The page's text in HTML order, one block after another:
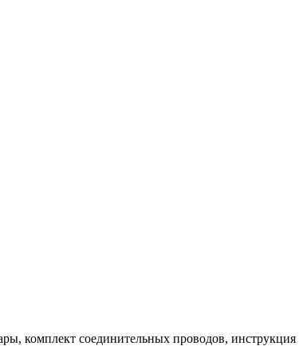
комплект соединительных проводов, инструкция